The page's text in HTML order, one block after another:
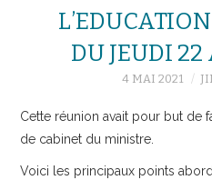
DU JEUDI
4 MAI 2021
Cette réunion avait pour but de
de cabinet du ministre.
Voici les principaux points